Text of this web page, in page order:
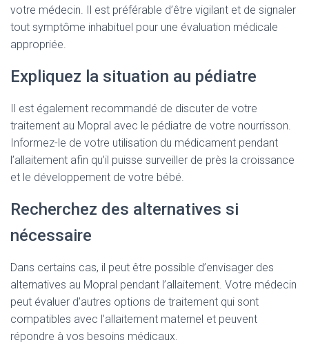
votre médecin. Il est préférable d’être vigilant et de signaler
tout symptôme inhabituel pour une évaluation médicale
appropriée.
Expliquez la situation au pédiatre
Il est également recommandé de discuter de votre
traitement au Mopral avec le pédiatre de votre nourrisson.
Informez-le de votre utilisation du médicament pendant
l’allaitement afin qu’il puisse surveiller de près la croissance
et le développement de votre bébé.
Recherchez des alternatives si
nécessaire
Dans certains cas, il peut être possible d’envisager des
alternatives au Mopral pendant l’allaitement. Votre médecin
peut évaluer d’autres options de traitement qui sont
compatibles avec l’allaitement maternel et peuvent
répondre à vos besoins médicaux.